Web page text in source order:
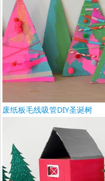
废纸板毛线吸管DIY圣诞树